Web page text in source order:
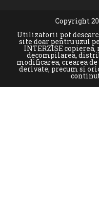
Copyright
Utilizatorii pot
site doar pentru uzul
INTERZISE
decompilarea,
modificarea, crearea
derivate, precum si